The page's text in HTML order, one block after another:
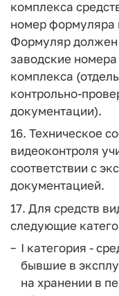
комплекса
номер формуляра
Формуляр должен
заводские номера
комплекса
контрольно-
документации).
16. Техническое
видеоконтроля
соответствии с
документацией.
17. Для средств
следующие
I категория -
бывшие в
на хранении в